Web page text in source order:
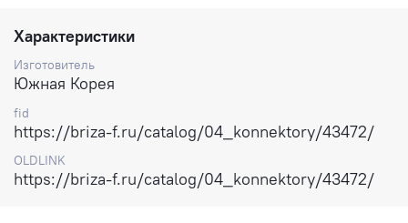
Характеристики
Изготовитель
Южная Корея
fid
https://briza-f.ru/catalog/04_konnektory/43472/
OLDLINK
https://briza-f.ru/catalog/04_konnektory/43472/